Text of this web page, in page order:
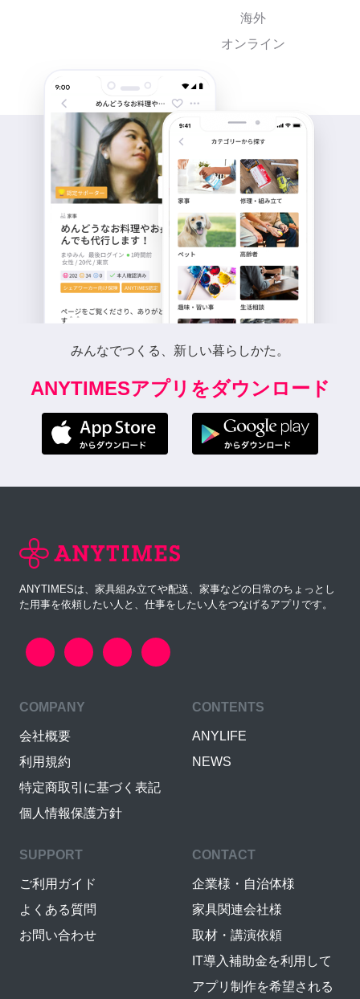
海外
オンライン
みんなでつくる、新しい暮らしかた。
ANYTIMESアプリをダウンロード
ANYTIMESは、家具組み立てや配送、家事などの日常のちょっとし
た用事を依頼したい人と、仕事をしたい人をつなげるアプリです。
COMPANY
会社概要
利用規約
特定商取引に基づく表記
個人情報保護方針
CONTENTS
ANYLIFE
NEWS
SUPPORT
ご利用ガイド
よくある質問
お問い合わせ
CONTACT
企業様・自治体様
家具関連会社様
取材・講演依頼
IT導入補助金を利用して
アプリ制作を希望される